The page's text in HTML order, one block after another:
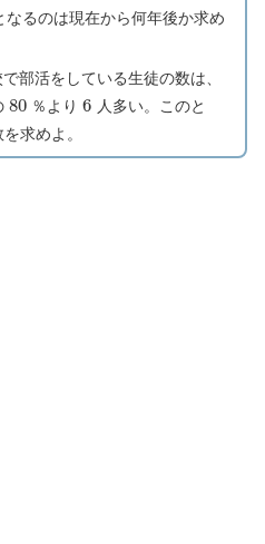
るのは現在から何年後か求め
部活をしている生徒の数は、
80 ％より6 人多い。このと
求めよ。